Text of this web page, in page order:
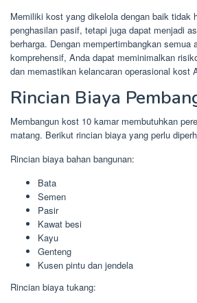
Memiliki kost yang dikelola dengan baik tidak
penghasilan pasif, tetapi juga dapat menjadi
berharga. Dengan mempertimbangkan semua
komprehensif, Anda dapat meminimalkan
dan memastikan kelancaran operasional kost
Rincian Biaya
Membangun kost 10 kamar membutuhkan
matang. Berikut rincian biaya yang perlu
Rincian biaya bahan bangunan:
Bata
Semen
Pasir
Kawat besi
Kayu
Genteng
Kusen pintu dan jendela
Rincian biaya tukang: